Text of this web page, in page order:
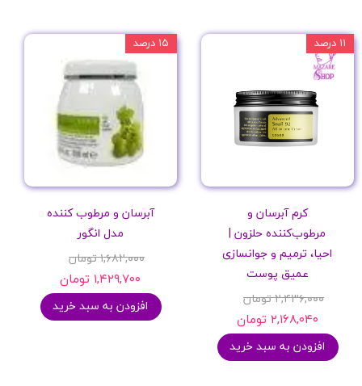
کرم آبرسان و
مرطوب‌کننده حلزون |
احیا، ترمیم و جوانسازی
عمیق پوست
۲,۴۳۶,۰۰۰ تومان
۲,۱۶۸,۰۴۰ تومان
افزودن به سبد خرید
۱۱ درصد
آبرسان و مرطوب کننده
مدل انگور
۱,۶۸۲,۰۰۰ تومان
۱,۴۲۹,۷۰۰ تومان
افزودن به سبد خرید
۱۵ درصد